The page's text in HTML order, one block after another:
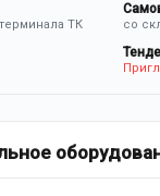
ТК со